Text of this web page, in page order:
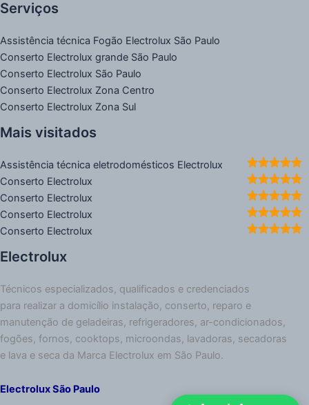
Serviços
Assistência técnica Fogão Electrolux São Paulo
Conserto Electrolux grande São Paulo
Conserto Electrolux São Paulo
Conserto Electrolux Zona Centro
Conserto Electrolux Zona Sul
Mais visitados
Assistência técnica eletrodomésticos Electrolux
Conserto Electrolux
Conserto Electrolux
Conserto Electrolux
Conserto Electrolux
Electrolux
Técnicos especializados, qualificados e credenciados
para realizar a domicílio instalação, conserto, reparo e
manutenção de geladeiras, refrigeradores, ar-condicionados,
fogões, fornos, cooktops, microondas, lavadoras, secadoras
e lava e seca da Marca Electrolux em São Paulo.
Electrolux São Paulo